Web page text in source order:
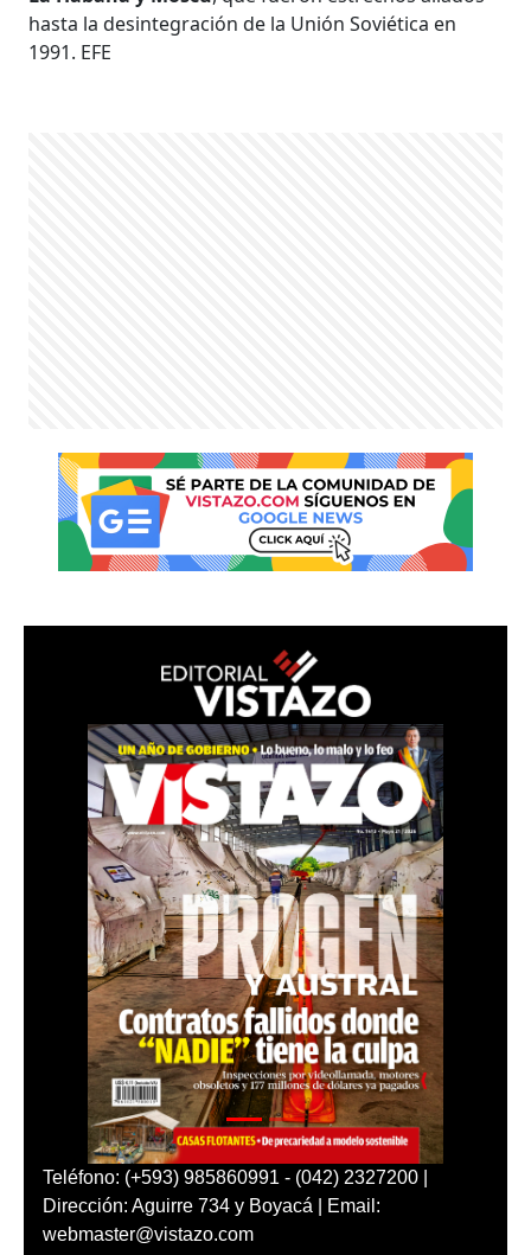
hasta la desintegración de la Unión Soviética en
1991. EFE
Teléfono: (+593) 985860991 - (042) 2327200 |
Dirección: Aguirre 734 y Boyacá | Email:
webmaster@vistazo.com